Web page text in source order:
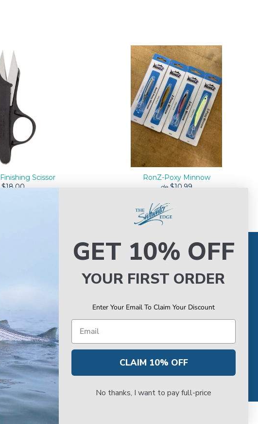
Scissor
$18.00
RonZ-Poxy Minnow
de $10.99
de la tienda minorista
DE SERVICIO DE
Acerca del servicio VS en SWE
Estado del servicio de Van
GET 10% OFF
YOUR FIRST ORDER
Enter Your Email To Claim Your Discount
Email
CLAIM 10% OFF
No thanks, I want to pay full-price